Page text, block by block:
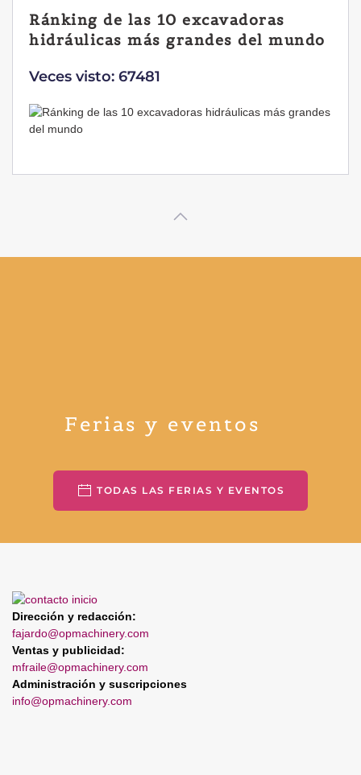
Ránking de las 10 excavadoras
hidráulicas más grandes del mundo
Veces visto: 67481
Ferias y eventos
TODAS LAS FERIAS Y EVENTOS
Dirección y redacción:
fajardo@opmachinery.com
Ventas y publicidad:
mfraile@opmachinery.com
Administración y suscripciones
info@opmachinery.com